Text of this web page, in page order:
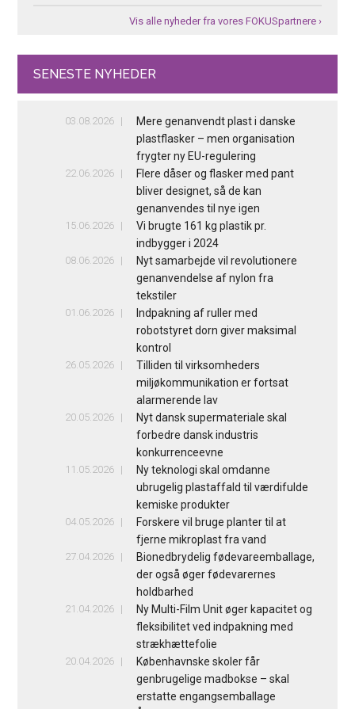
Vis alle nyheder fra vores FOKUSpartnere ›
SENESTE NYHEDER
03.08.2026
Mere genanvendt plast i danske
plastflasker – men organisation
frygter ny EU-regulering
22.06.2026
Flere dåser og flasker med pant
bliver designet, så de kan
genanvendes til nye igen
15.06.2026
Vi brugte 161 kg plastik pr.
indbygger i 2024
08.06.2026
Nyt samarbejde vil revolutionere
genanvendelse af nylon fra
tekstiler
01.06.2026
Indpakning af ruller med
robotstyret dorn giver maksimal
kontrol
26.05.2026
Tilliden til virksomheders
miljøkommunikation er fortsat
alarmerende lav
20.05.2026
Nyt dansk supermateriale skal
forbedre dansk industris
konkurrenceevne
11.05.2026
Ny teknologi skal omdanne
ubrugelig plastaffald til værdifulde
kemiske produkter
04.05.2026
Forskere vil bruge planter til at
fjerne mikroplast fra vand
27.04.2026
Bionedbrydelig fødevareemballage,
der også øger fødevarernes
holdbarhed
21.04.2026
Ny Multi-Film Unit øger kapacitet og
fleksibilitet ved indpakning med
strækhættefolie
20.04.2026
Københavnske skoler får
genbrugelige madbokse – skal
erstatte engangsemballage